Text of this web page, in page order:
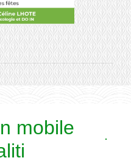
mobile